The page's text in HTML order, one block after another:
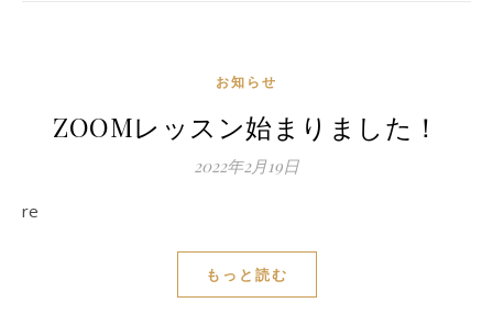
お知らせ
ZOOMレッスン始まりました！
2022年2月19日
re
もっと読む